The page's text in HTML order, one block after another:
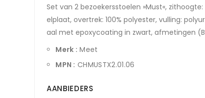
Set van 2 bezoekersstoelen »Must«,
elplaat, overtrek: 100% polyester, vulling:
aal met epoxycoating in zwart, afmetingen
Merk : Meet
MPN : CHMUSTX2.01.06
AANBIEDERS